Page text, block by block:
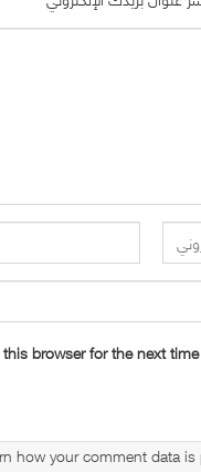
browser for the next
how your comment data